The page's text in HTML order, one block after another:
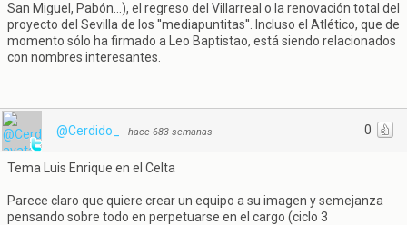
San Miguel, Pabón...), el regreso del Villarreal o la renovación total del
proyecto del Sevilla de los ''mediapuntitas''. Incluso el Atlético, que de
momento sólo ha firmado a Leo Baptistao, está siendo relacionados
con nombres interesantes.
0
@Cerdido_ · hace 683 semanas
Tema Luis Enrique en el Celta
Parece claro que quiere crear un equipo a su imagen y semejanza
pensando sobre todo en perpetuarse en el cargo (ciclo 3